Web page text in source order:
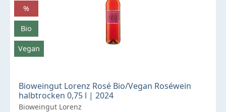
Bioweingut Lorenz Rosé Bio/Vegan Roséwein
halbtrocken 0,75 l | 2024
Bioweingut Lorenz
%
Bio
Vegan